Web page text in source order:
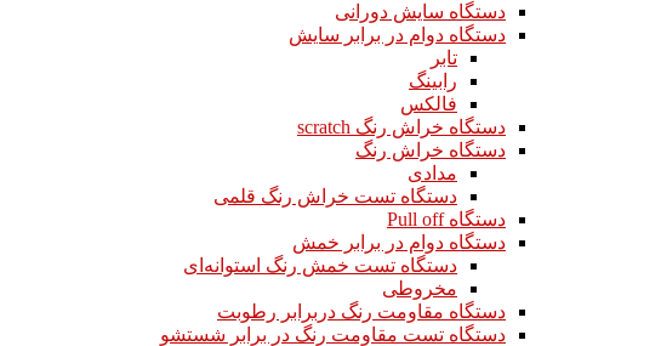
دستگاه سایش دورانی
دستگاه دوام در برابر سایش
تابر
رابینگ
فالکس
دستگاه خراش رنگ scratch
دستگاه خراش رنگ
مدادی
دستگاه تست خراش رنگ قلمی
دستگاه Pull off
دستگاه دوام در برابر خمش
دستگاه تست خمش رنگ استوانه‌ای
مخروطی
دستگاه مقاومت رنگ دربرابر رطوبت
دستگاه تست مقاومت رنگ در برابر شستشو